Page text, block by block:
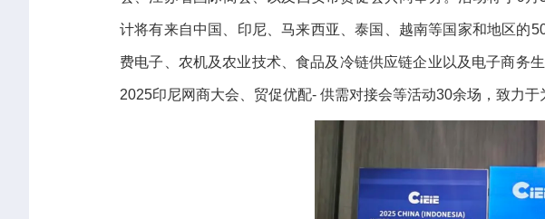
计将有来自中国、印尼、马来西亚、泰国、越南等国家和地区的
费电子、农机及农业技术、食品及冷链供应链企业以及电子商务
2025印尼网商大会、贸促优配- 供需对接会等活动30余场，致力